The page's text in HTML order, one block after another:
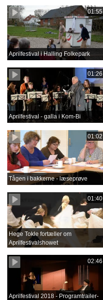
01:55
Aprilfestival i Halling Folkepark
01:26
Aprilfestival - galla i Kom-Bi
01:02
Tågen i bakkerne - læseprøve
01:40
Hege Tokle fortæller om
Aprilfestivalshowet
02:46
Aprilfestival 2018 - Programtrailer-